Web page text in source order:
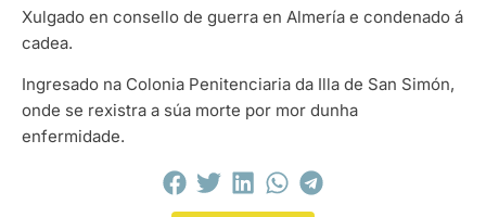
Xulgado en consello de guerra en Almería e condenado á
cadea.
Ingresado na Colonia Penitenciaria da Illa de San Simón,
onde se rexistra a súa morte por mor dunha
enfermidade.